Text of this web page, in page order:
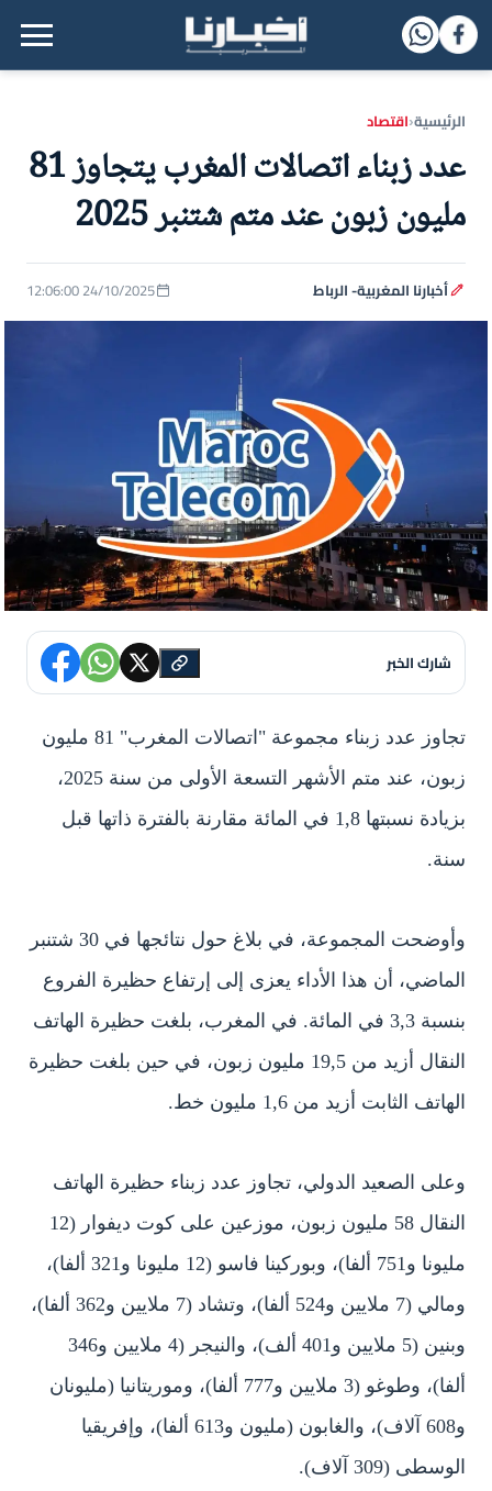
القائمة الرئيسية
الرئيسية‹اقتصاد
عدد زبناء اتصالات المغرب يتجاوز 81
مليون زبون عند متم شتنبر 2025
أخبارنا المغربية- الرباط 24/10/2025 12:06:00
شارك الخبر
تجاوز عدد زبناء مجموعة "اتصالات المغرب" 81 مليون
زبون، عند متم الأشهر التسعة الأولى من سنة 2025،
بزيادة نسبتها 1,8 في المائة مقارنة بالفترة ذاتها قبل
سنة.
وأوضحت المجموعة، في بلاغ حول نتائجها في 30 شتنبر
الماضي، أن هذا الأداء يعزى إلى إرتفاع حظيرة الفروع
بنسبة 3,3 في المائة. في المغرب، بلغت حظيرة الهاتف
النقال أزيد من 19,5 مليون زبون، في حين بلغت حظيرة
الهاتف الثابت أزيد من 1,6 مليون خط.
وعلى الصعيد الدولي، تجاوز عدد زبناء حظيرة الهاتف
النقال 58 مليون زبون، موزعين على كوت ديفوار (12
مليونا و751 ألفا)، وبوركينا فاسو (12 مليونا و321 ألفا)،
ومالي (7 ملايين و524 ألفا)، وتشاد (7 ملايين و362 ألفا)،
وبنين (5 ملايين و401 ألف)، والنيجر (4 ملايين و346
ألفا)، وطوغو (3 ملايين و777 ألفا)، وموريتانيا (مليونان
و608 آلاف)، والغابون (مليون و613 ألفا)، وإفريقيا
الوسطى (309 آلاف).